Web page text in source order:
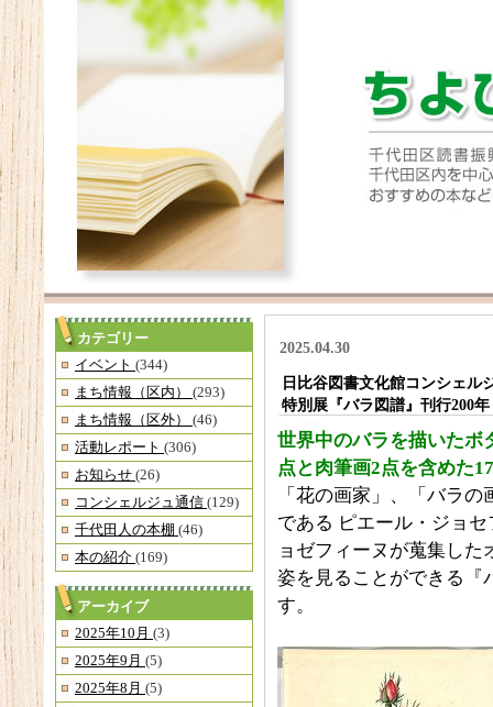
カテゴリー
イベント (344)
まち情報（区内） (293)
まち情報（区外） (46)
活動レポート (306)
お知らせ (26)
コンシェルジュ通信 (129)
千代田人の本棚 (46)
本の紹介 (169)
アーカイブ
2025年10月 (3)
2025年9月 (5)
2025年8月 (5)
2025.04.30
日比谷図書文化館コンシェル
特別展『バラ図譜』刊行200
世界中のバラを描いたボ
点と肉筆画2点を含めた
「花の画家」、「バラ
である ピエール・ジョ
ョゼフィーヌが蒐集し
姿を見ることができる『
す。